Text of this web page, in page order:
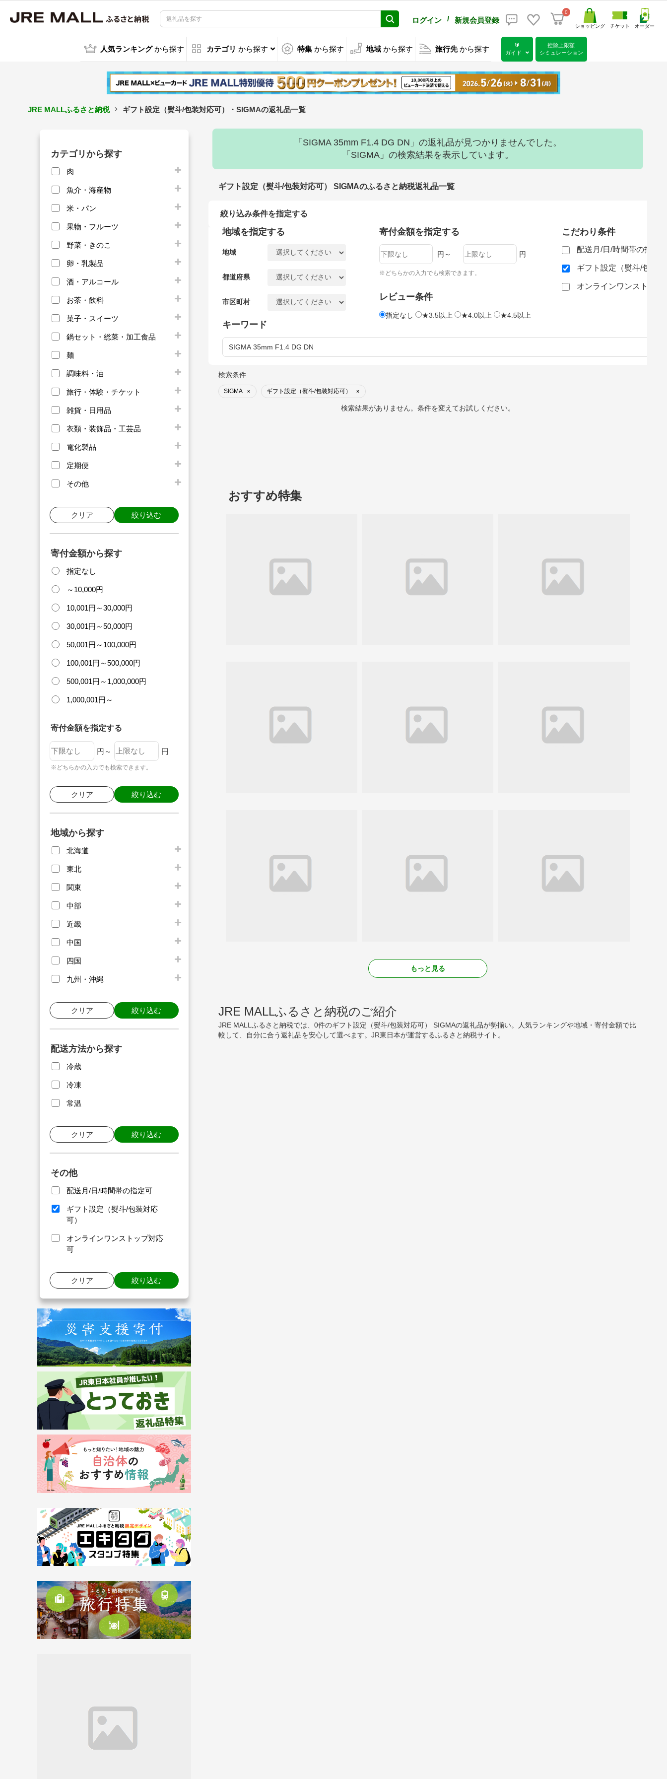
ログイン / 新規会員登録
0
ショッピング チケット オーダー
人気ランキング から探す カテゴリ から探す 特集 から探す 地域 から探す 旅行先 から探す
🔰
ガイド
控除上限額
シミュレーション
JRE MALLふるさと納税 ギフト設定（熨斗/包装対応可）・SIGMAの返礼品一覧
カテゴリから探す
肉
魚介・海産物
米・パン
果物・フルーツ
野菜・きのこ
卵・乳製品
酒・アルコール
お茶・飲料
菓子・スイーツ
鍋セット・総菜・加工食品
麺
調味料・油
旅行・体験・チケット
雑貨・日用品
衣類・装飾品・工芸品
電化製品
定期便
その他
クリア 絞り込む
寄付金額から探す
指定なし
～10,000円
10,001円～30,000円
30,001円～50,000円
50,001円～100,000円
100,001円～500,000円
500,001円～1,000,000円
1,000,001円～
寄付金額を指定する
円～ 円
※どちらかの入力でも検索できます。
クリア 絞り込む
地域から探す
北海道
東北
関東
中部
近畿
中国
四国
九州・沖縄
クリア 絞り込む
配送方法から探す
冷蔵
冷凍
常温
クリア 絞り込む
その他
配送月/日/時間帯の指定可
ギフト設定（熨斗/包装対応
可）
オンラインワンストップ対応
可
クリア 絞り込む
「SIGMA 35mm F1.4 DG DN」の返礼品が見つかりませんでした。
「SIGMA」の検索結果を表示しています。
ギフト設定（熨斗/包装対応可） SIGMAのふるさと納税返礼品一覧
絞り込み条件を指定する
地域を指定する
地域
都道府県
市区町村
寄付金額を指定する
円～ 円
※どちらかの入力でも検索できます。
レビュー条件
指定なし ★3.5以上 ★4.0以上 ★4.5以上
こだわり条件
配送月/日/時間帯の指定
ギフト設定（熨斗/包装
オンラインワンストップ
キーワード
検索条件
SIGMA × ギフト設定（熨斗/包装対応可） ×
検索結果がありません。条件を変えてお試しください。
おすすめ特集
もっと見る
JRE MALLふるさと納税のご紹介
JRE MALLふるさと納税では、0件のギフト設定（熨斗/包装対応可） SIGMAの返礼品が勢揃い。人気ランキングや地域・寄付金額で比
較して、自分に合う返礼品を安心して選べます。JR東日本が運営するふるさと納税サイト。